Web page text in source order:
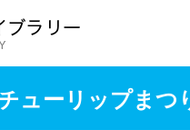
ューリップまつ